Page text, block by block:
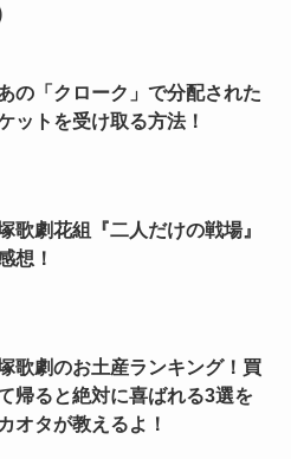
の「クローク」で分配された
ットを受け取る方法！
歌劇花組『二人だけの戦場』
想！
歌劇のお土産ランキング！買
帰ると絶対に喜ばれる3選を
オタが教えるよ！